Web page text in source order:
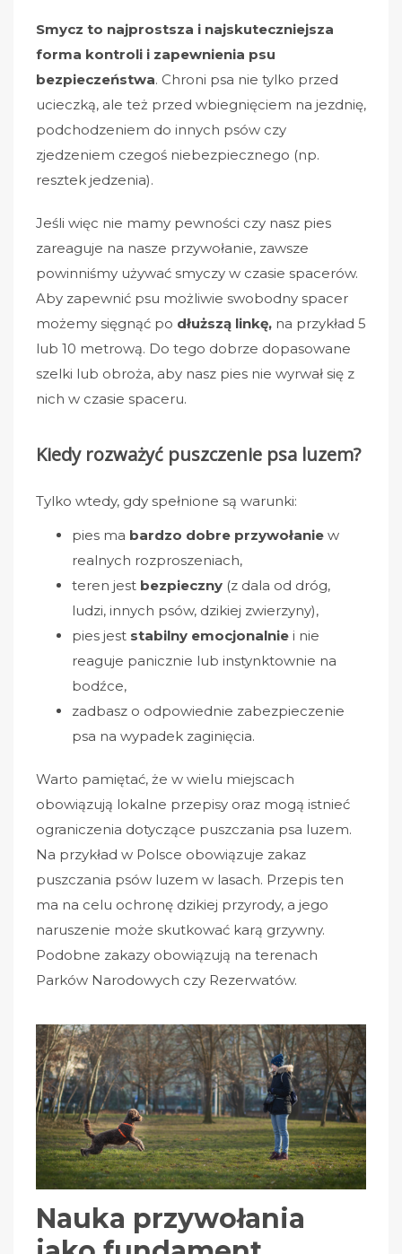
Smycz to najprostsza i najskuteczniejsza
forma kontroli i zapewnienia psu
bezpieczeństwa. Chroni psa nie tylko przed
ucieczką, ale też przed wbiegnięciem na jezdnię,
podchodzeniem do innych psów czy
zjedzeniem czegoś niebezpiecznego (np.
resztek jedzenia).
Jeśli więc nie mamy pewności czy nasz pies
zareaguje na nasze przywołanie, zawsze
powinniśmy używać smyczy w czasie spacerów.
Aby zapewnić psu możliwie swobodny spacer
możemy sięgnąć po dłuższą linkę, na przykład 5
lub 10 metrową. Do tego dobrze dopasowane
szelki lub obroża, aby nasz pies nie wyrwał się z
nich w czasie spaceru.
Kiedy rozważyć puszczenie psa luzem?
Tylko wtedy, gdy spełnione są warunki:
pies ma bardzo dobre przywołanie w
realnych rozproszeniach,
teren jest bezpieczny (z dala od dróg,
ludzi, innych psów, dzikiej zwierzyny),
pies jest stabilny emocjonalnie i nie
reaguje panicznie lub instynktownie na
bodźce,
zadbasz o odpowiednie zabezpieczenie
psa na wypadek zaginięcia.
Warto pamiętać, że w wielu miejscach
obowiązują lokalne przepisy oraz mogą istnieć
ograniczenia dotyczące puszczania psa luzem.
Na przykład w Polsce obowiązuje zakaz
puszczania psów luzem w lasach. Przepis ten
ma na celu ochronę dzikiej przyrody, a jego
naruszenie może skutkować karą grzywny.
Podobne zakazy obowiązują na terenach
Parków Narodowych czy Rezerwatów.
Nauka przywołania